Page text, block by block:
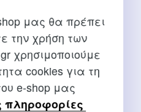
μας θα πρέπει
την χρήση των
χρησιμοποιούμε
cookies για τη
e-shop μας
πληροφορίες
παραγγελιών μέσω του